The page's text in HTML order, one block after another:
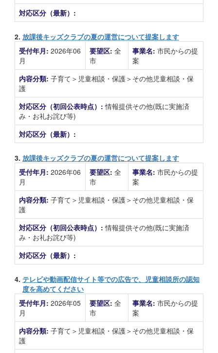
対応区分（最新）:
2. 放課後キッズクラブの夏の運営について提案します
受付年月: 2026年06
月
要望区: 全
市
事業名: 市民からの提
案
内容分類: 子育て＞児童相談・保護＞その他児童相談・保
護
対応区分（初回公表時点）:情報提供その他(既に実施済
み・お礼お詫び等)
対応区分（最新）:
3. 放課後キッズクラブの夏の運営について提案します
受付年月: 2026年06
月
要望区: 全
市
事業名: 市民からの提
案
内容分類: 子育て＞児童相談・保護＞その他児童相談・保
護
対応区分（初回公表時点）:情報提供その他(既に実施済
み・お礼お詫び等)
対応区分（最新）:
4. テレビや動画配信サイト等での広告で、児童相談所の認知
度を高めてください
受付年月: 2026年05
月
要望区: 全
市
事業名: 市民からの提
案
内容分類: 子育て＞児童相談・保護＞その他児童相談・保
護